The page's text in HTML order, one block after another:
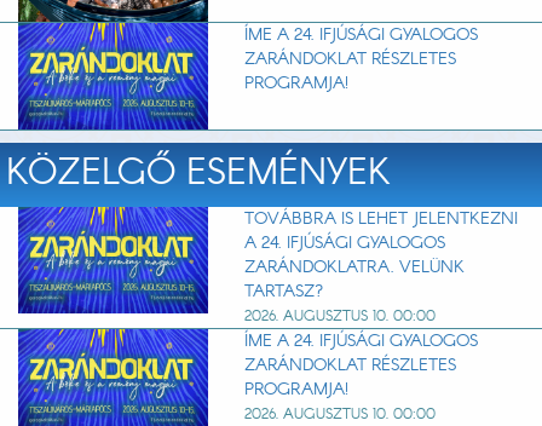
ÍME A 24. IFJÚSÁGI GYALOGOS
ZARÁNDOKLAT RÉSZLETES
PROGRAMJA!
KÖZELGŐ ESEMÉNYEK
TOVÁBBRA IS LEHET JELENTKEZNI
A 24. IFJÚSÁGI GYALOGOS
ZARÁNDOKLATRA. VELÜNK
TARTASZ?
2026. AUGUSZTUS 10. 00:00
ÍME A 24. IFJÚSÁGI GYALOGOS
ZARÁNDOKLAT RÉSZLETES
PROGRAMJA!
2026. AUGUSZTUS 10. 00:00